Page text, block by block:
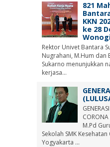
821
KKN
ke 28
Rektor Univet Bantara
Nugrahani, M.Hum dan
Sukarno menunjukkan
kerjasa...
M.Pd
Sekolah SMK
Yogyakarta ...